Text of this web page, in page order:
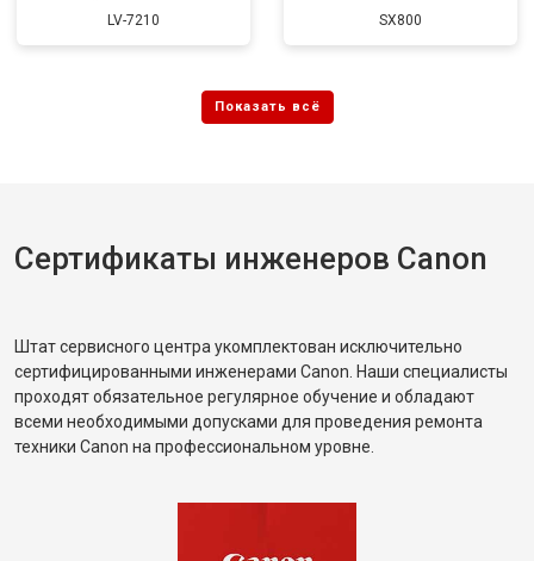
LV-7210 SX800
Сертификаты инженеров Canon
Штат сервисного центра укомплектован исключительно
сертифицированными инженерами Canon. Наши специалисты
проходят обязательное регулярное обучение и обладают
всеми необходимыми допусками для проведения ремонта
техники Canon на профессиональном уровне.